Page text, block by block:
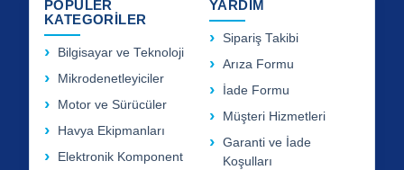
POPÜLER
KATEGORİLER
Bilgisayar ve Teknoloji
Mikrodenetleyiciler
Motor ve Sürücüler
Havya Ekipmanları
Elektronik Komponent
YARDIM
Sipariş Takibi
Arıza Formu
İade Formu
Müşteri Hizmetleri
Garanti ve İade
Koşulları